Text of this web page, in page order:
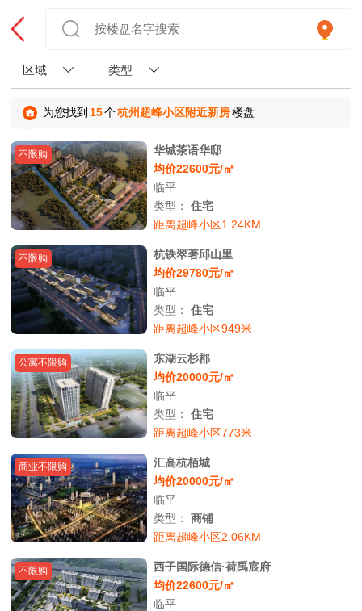
区域 类型
为您找到 15个杭州超峰小区附近新房楼盘
不限购
华城茶语华邸
均价22600元/㎡
临平
类型：住宅
距离超峰小区1.24KM
不限购
杭铁翠著邱山里
均价29780元/㎡
临平
类型：住宅
距离超峰小区949米
公寓不限购
东湖云杉郡
均价20000元/㎡
临平
类型：住宅
距离超峰小区773米
商业不限购
汇高杭栢城
均价20000元/㎡
临平
类型：商铺
距离超峰小区2.06KM
不限购
西子国际德信·荷禹宸府
均价22600元/㎡
临平